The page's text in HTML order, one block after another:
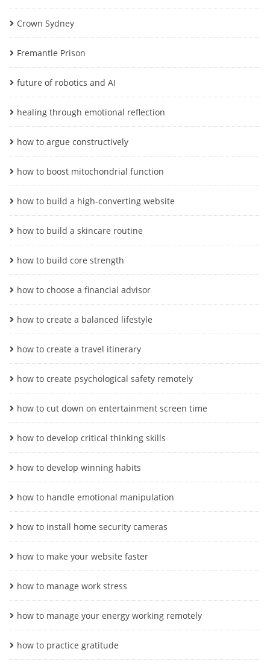
Crown Sydney
Fremantle Prison
future of robotics and AI
healing through emotional reflection
how to argue constructively
how to boost mitochondrial function
how to build a high-converting website
how to build a skincare routine
how to build core strength
how to choose a financial advisor
how to create a balanced lifestyle
how to create a travel itinerary
how to create psychological safety remotely
how to cut down on entertainment screen time
how to develop critical thinking skills
how to develop winning habits
how to handle emotional manipulation
how to install home security cameras
how to make your website faster
how to manage work stress
how to manage your energy working remotely
how to practice gratitude